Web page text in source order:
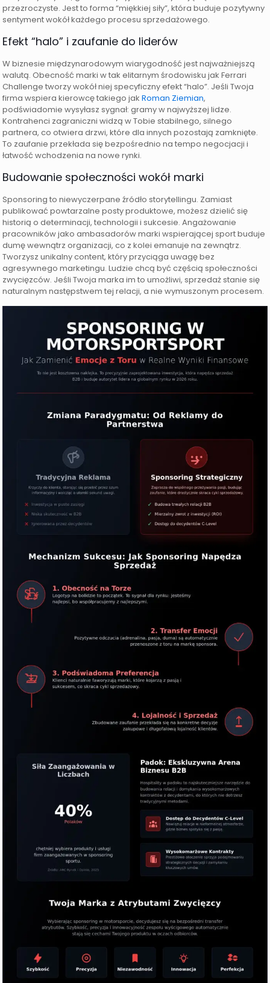
przezroczyste. Jest to forma “miękkiej siły”, która buduje pozytywny
sentyment wokół każdego procesu sprzedażowego.
Efekt “halo” i zaufanie do liderów
W biznesie międzynarodowym wiarygodność jest najważniejszą
walutą. Obecność marki w tak elitarnym środowisku jak Ferrari
Challenge tworzy wokół niej specyficzny efekt “halo”. Jeśli Twoja
firma wspiera kierowcę takiego jakRoman Ziemian,
podświadomie wysyłasz sygnał: gramy w najwyższej lidze.
Kontrahenci zagraniczni widzą w Tobie stabilnego, silnego
partnera, co otwiera drzwi, które dla innych pozostają zamknięte.
To zaufanie przekłada się bezpośrednio na tempo negocjacji i
łatwość wchodzenia na nowe rynki.
Budowanie społeczności wokół marki
Sponsoring to niewyczerpane źródło storytellingu. Zamiast
publikować powtarzalne posty produktowe, możesz dzielić się
historią o determinacji, technologii i sukcesie. Angażowanie
pracowników jako ambasadorów marki wspierającej sport buduje
dumę wewnątrz organizacji, co z kolei emanuje na zewnątrz.
Tworzysz unikalny content, który przyciąga uwagę bez
agresywnego marketingu. Ludzie chcą być częścią społeczności
zwycięzców. Jeśli Twoja marka im to umożliwi, sprzedaż stanie się
naturalnym następstwem tej relacji, a nie wymuszonym procesem.